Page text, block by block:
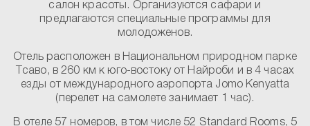
салон красоты. Организуются сафари и
предлагаются специальные программы для
молодоженов.
Отель расположен в Национальном природном парке
Тсаво, в 260 км к юго-востоку от Найроби и в 4 часах
езды от международного аэропорта Jomo Kenyatta
(перелет на самолете занимает 1 час).
В отеле 57 номеров, в том числе 52 Standard Rooms, 5